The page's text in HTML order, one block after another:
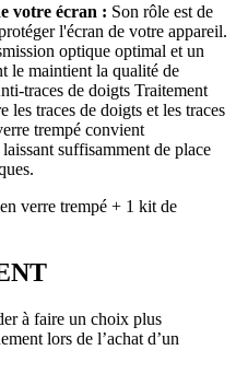
votre écran : Son rôle est de
l'écran de votre appareil.
optique optimal et un
le maintient la qualité de
traces de doigts Traitement
les traces de doigts et les traces
trempé convient
suffisamment de place
verre trempé + 1 kit de
à faire un choix plus
lors de l’achat d’un